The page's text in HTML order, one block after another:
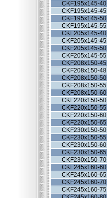
CKF195x145-40
CKF195x145-45
CKF195x145-50
CKF195x145-55
CKF205x145-40
CKF205x145-45
CKF205x145-50
CKF205x145-55
CKF208x150-45
CKF208x150-48
CKF208x150-50
CKF208x150-55
CKF208x150-60
CKF220x150-50
CKF220x150-55
CKF220x150-60
CKF220x150-65
CKF230x150-50
CKF230x150-55
CKF230x150-60
CKF230x150-65
CKF230x150-70
CKF245x160-60
CKF245x160-65
CKF245x160-70
CKF245x160-75